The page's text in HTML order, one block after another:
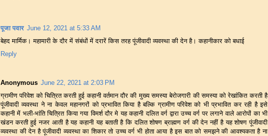
पूजा पवार June 12, 2021 at 5:33 AM
बेहद मार्मिक। महामारी के दौर में संबंधों में दरारें किस तरह पूंजीवादी व्यवस्था की देन है। कहानीकार को बधाई
Reply
Anonymous June 22, 2021 at 2:03 PM
ग्रामीण परिवेश को चित्रित करती हुई कहानी वर्तमान दौर की मुख्य समस्या बेरोजगारी की समस्या को रेखांकित करती है
पूंजीवादी व्यवस्था ने ना केवल महानगरों को प्रभावित किया है बल्कि ग्रामीण परिवेश को भी प्रभावित कर रही है इसे
कहानी में भली-भांति चित्रित किया गया विमर्श दौर मे यह कहानी दलित वर्ग द्वारा उच्च वर्ग पर लगाने वाले आरोपों का भी
खंडन करती हुई नजर आती है यह कहानी यह बताती है कि दलित शोषण ब्राह्मण वर्ग की देन नहीं है यह शोषण पूंजीवादी
व्यवस्था की देन है पूंजीवादी व्यवस्था का शिकार तो उच्च वर्ग भी होता आया है इस बात को समझने की आवश्यकता है ना